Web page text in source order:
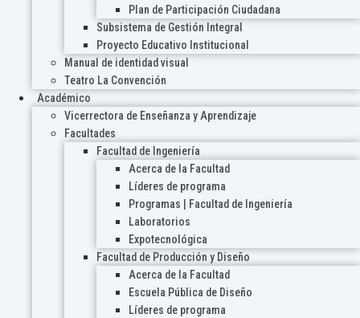
Plan de Participación Ciudadana
Subsistema de Gestión Integral
Proyecto Educativo Institucional
Manual de identidad visual
Teatro La Convención
Académico
Vicerrectora de Enseñanza y Aprendizaje
Facultades
Facultad de Ingeniería
Acerca de la Facultad
Líderes de programa
Programas | Facultad de Ingeniería
Laboratorios
Expotecnológica
Facultad de Producción y Diseño
Acerca de la Facultad
Escuela Pública de Diseño
Líderes de programa